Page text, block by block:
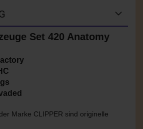
Set 420 Anatomy
Marke CLIPPER sind originelle